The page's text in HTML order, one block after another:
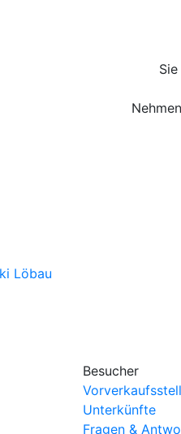
Besucher
Unterkünfte
Fragen &